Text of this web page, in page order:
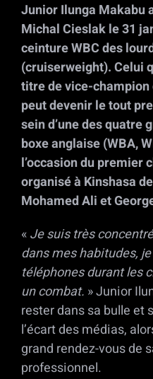
Junior Ilunga Makabu
Michal Cieslak le 31
ceinture WBC des
(cruiserweight). Celui
titre de vice-champion
peut devenir le tout
sein d’une des quatre
boxe anglaise (WBA,
l’occasion du premier
organisé à Kinshasa
Mohamed Ali et
«Je suis très
dans mes habitudes,
téléphones durant les
un combat. » Junior
rester dans sa bulle et
l’écart des médias,
grand rendez-vous de
professionnel.